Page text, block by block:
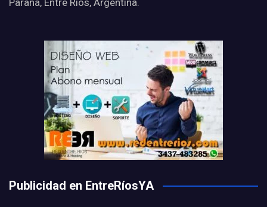
Paraná, Entre Ríos, Argentina.
Publicidad en EntreRíosYA